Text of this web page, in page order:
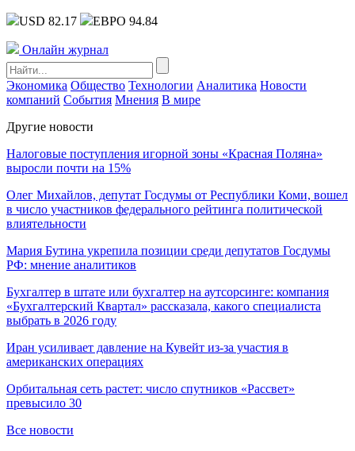
USD 82.17 ЕВРО 94.84
Онлайн журнал
Экономика Общество Технологии Аналитика Новости
компаний События Мнения В мире
Другие новости
Налоговые поступления игорной зоны «Красная Поляна»
выросли почти на 15%
Олег Михайлов, депутат Госдумы от Республики Коми, вошел
в число участников федерального рейтинга политической
влиятельности
Мария Бутина укрепила позиции среди депутатов Госдумы
РФ: мнение аналитиков
Бухгалтер в штате или бухгалтер на аутсорсинге: компания
«Бухгалтерский Квартал» рассказала, какого специалиста
выбрать в 2026 году
Иран усиливает давление на Кувейт из-за участия в
американских операциях
Орбитальная сеть растет: число спутников «Рассвет»
превысило 30
Все новости